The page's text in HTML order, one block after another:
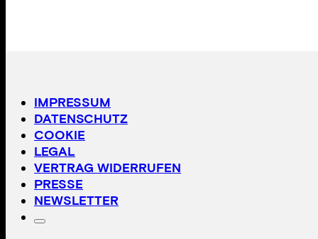
IMPRESSUM
DATENSCHUTZ
COOKIE
LEGAL
VERTRAG WIDERRUFEN
PRESSE
NEWSLETTER